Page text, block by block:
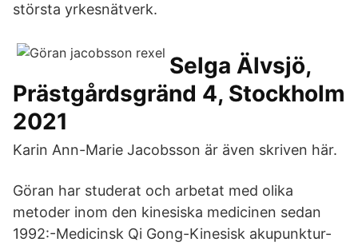
största yrkesnätverk.
Selga Älvsjö,
Prästgårdsgränd 4, Stockholm
2021
Karin Ann-Marie Jacobsson är även skriven här.
Göran har studerat och arbetat med olika
metoder inom den kinesiska medicinen sedan
1992:-Medicinsk Qi Gong-Kinesisk akupunktur-